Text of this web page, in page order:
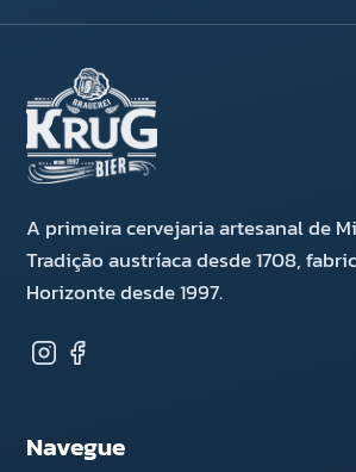
A primeira cervejaria artesanal de
Tradição austríaca desde 1708,
Horizonte desde 1997.
Navegue